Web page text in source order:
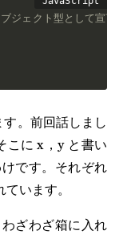
ジェクト型として宣
。前回話しまし
こに x，y と書い
です。それぞれ
います。
ざわざ箱に入れ